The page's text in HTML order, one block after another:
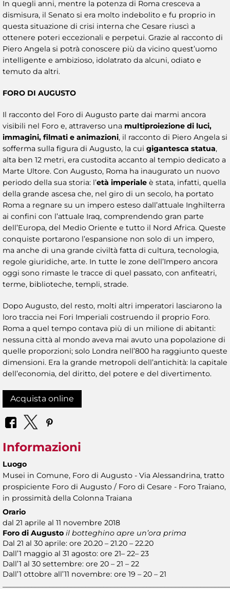
In quegli anni, mentre la potenza di Roma cresceva a
dismisura, il Senato si era molto indebolito e fu proprio in
questa situazione di crisi interna che Cesare riuscì a
ottenere poteri eccezionali e perpetui. Grazie al racconto di
Piero Angela si potrà conoscere più da vicino quest’uomo
intelligente e ambizioso, idolatrato da alcuni, odiato e
temuto da altri.
FORO DI AUGUSTO
Il racconto del Foro di Augusto parte dai marmi ancora
visibili nel Foro e, attraverso una multiproiezione di luci,
immagini, filmati e animazioni, il racconto di Piero Angela si
sofferma sulla figura di Augusto, la cui gigantesca statua,
alta ben 12 metri, era custodita accanto al tempio dedicato a
Marte Ultore. Con Augusto, Roma ha inaugurato un nuovo
periodo della sua storia: l’età imperiale è stata, infatti, quella
della grande ascesa che, nel giro di un secolo, ha portato
Roma a regnare su un impero esteso dall’attuale Inghilterra
ai confini con l’attuale Iraq, comprendendo gran parte
dell’Europa, del Medio Oriente e tutto il Nord Africa. Queste
conquiste portarono l’espansione non solo di un impero,
ma anche di una grande civiltà fatta di cultura, tecnologia,
regole giuridiche, arte. In tutte le zone dell’Impero ancora
oggi sono rimaste le tracce di quel passato, con anfiteatri,
terme, biblioteche, templi, strade.
Dopo Augusto, del resto, molti altri imperatori lasciarono la
loro traccia nei Fori Imperiali costruendo il proprio Foro.
Roma a quel tempo contava più di un milione di abitanti:
nessuna città al mondo aveva mai avuto una popolazione di
quelle proporzioni; solo Londra nell’800 ha raggiunto queste
dimensioni. Era la grande metropoli dell’antichità: la capitale
dell’economia, del diritto, del potere e del divertimento.
Acquista online
Informazioni
Luogo
Musei in Comune, Foro di Augusto - Via Alessandrina, tratto
prospiciente Foro di Augusto / Foro di Cesare - Foro Traiano,
in prossimità della Colonna Traiana
Orario
dal 21 aprile al 11 novembre 2018
Foro di Augusto il botteghino apre un’ora prima
Dal 21 al 30 aprile: ore 20.20 – 21.20 – 22.20
Dall’1 maggio al 31 agosto: ore 21– 22– 23
Dall’1 al 30 settembre: ore 20 – 21 – 22
Dall’1 ottobre all’11 novembre: ore 19 – 20 – 21